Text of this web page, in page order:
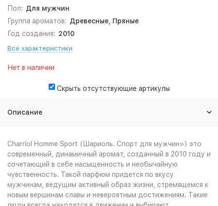
Пол: Для мужчин
Группа ароматов: Древесные, Пряные
Год создания: 2010
Все характеристики
Нет в наличии
Скрыть отсутствующие артикулы
Описание
Charriol Homme Sport (Шариоль. Спорт для мужчин») это
современный, динамичный аромат, созданный в 2010 году и
сочетающий в себе насыщенность и необычайную
чувственность. Такой парфюм придется по вкусу
мужчинам, ведущим активный образ жизни, стремящемся к
новым вершинам славы и невероятным достижениям. Такие